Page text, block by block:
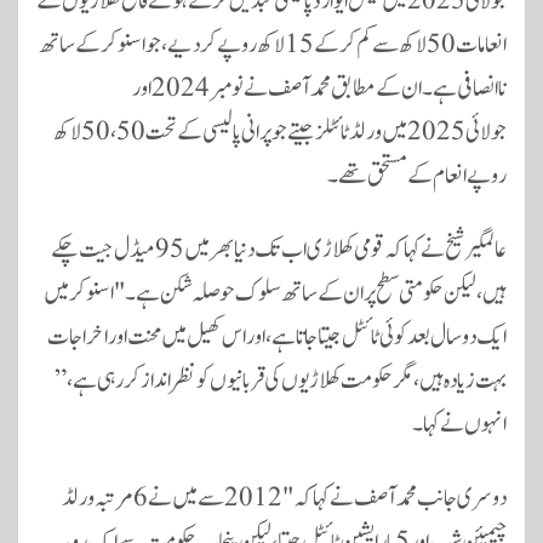
انعامات 50 لاکھ سے کم کر کے 15 لاکھ روپے کر دیے، جو اسنوکر کے ساتھ
ناانصافی ہے۔ ان کے مطابق محمد آصف نے نومبر 2024 اور
جولائی 2025 میں ورلڈ ٹائٹلز جیتے جو پرانی پالیسی کے تحت 50،50 لاکھ
روپے انعام کے مستحق تھے۔
عالمگیر شیخ نے کہا کہ قومی کھلاڑی اب تک دنیا بھر میں 95 میڈل جیت چکے
ہیں، لیکن حکومتی سطح پر ان کے ساتھ سلوک حوصلہ شکن ہے۔ "اسنوکر میں
ایک دو سال بعد کوئی ٹائٹل جیتا جاتا ہے، اور اس کھیل میں محنت اور اخراجات
بہت زیادہ ہیں، مگر حکومت کھلاڑیوں کی قربانیوں کو نظرانداز کر رہی ہے،”
انہوں نے کہا۔
دوسری جانب محمد آصف نے کہا کہ "2012 سے میں نے 6 مرتبہ ورلڈ